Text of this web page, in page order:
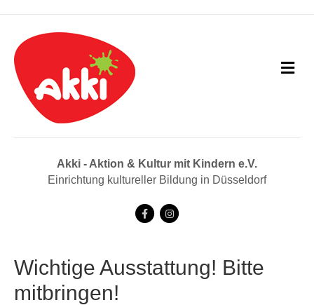
Akki - Aktion & Kultur mit Kindern e.V.
Einrichtung kultureller Bildung in Düsseldorf
F
e
I
t
N
a
a
Wichtige Ausstattung! Bitte
mitbringen!